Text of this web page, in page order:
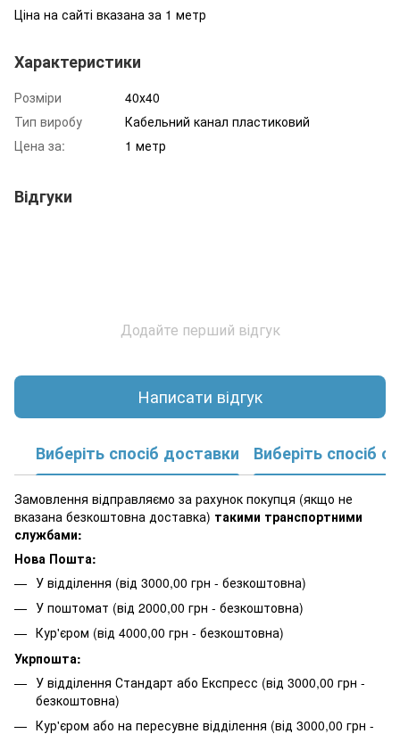
Ціна на сайті вказана за 1 метр
Характеристики
Розміри
40х40
Тип виробу
Кабельний канал пластиковий
Цена за:
1 метр
Відгуки
Додайте перший відгук
Написати відгук
Виберіть спосіб доставки Виберіть спосіб
Замовлення відправляємо за рахунок покупця (якщо не
вказана безкоштовна доставка) такими транспортними
службами:
Нова Пошта:
У відділення (від 3000,00 грн - безкоштовна)
У поштомат (від 2000,00 грн - безкоштовна)
Кур'єром (від 4000,00 грн - безкоштовна)
Укрпошта:
У відділення Стандарт або Експресс (від 3000,00 грн -
безкоштовна)
Кур'єром або на пересувне відділення (від 3000,00 грн -